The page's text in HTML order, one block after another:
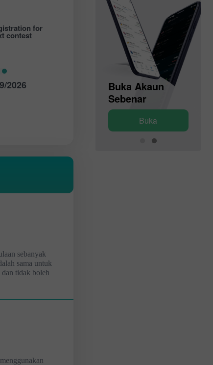
for
contest
2026
sebanyak
sama untuk
dan tidak boleh
Akaun
Buka Akaun
Sebenar
Buka